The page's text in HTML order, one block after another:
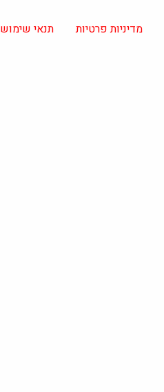
מדיניות פרטיות תנאי שימוש